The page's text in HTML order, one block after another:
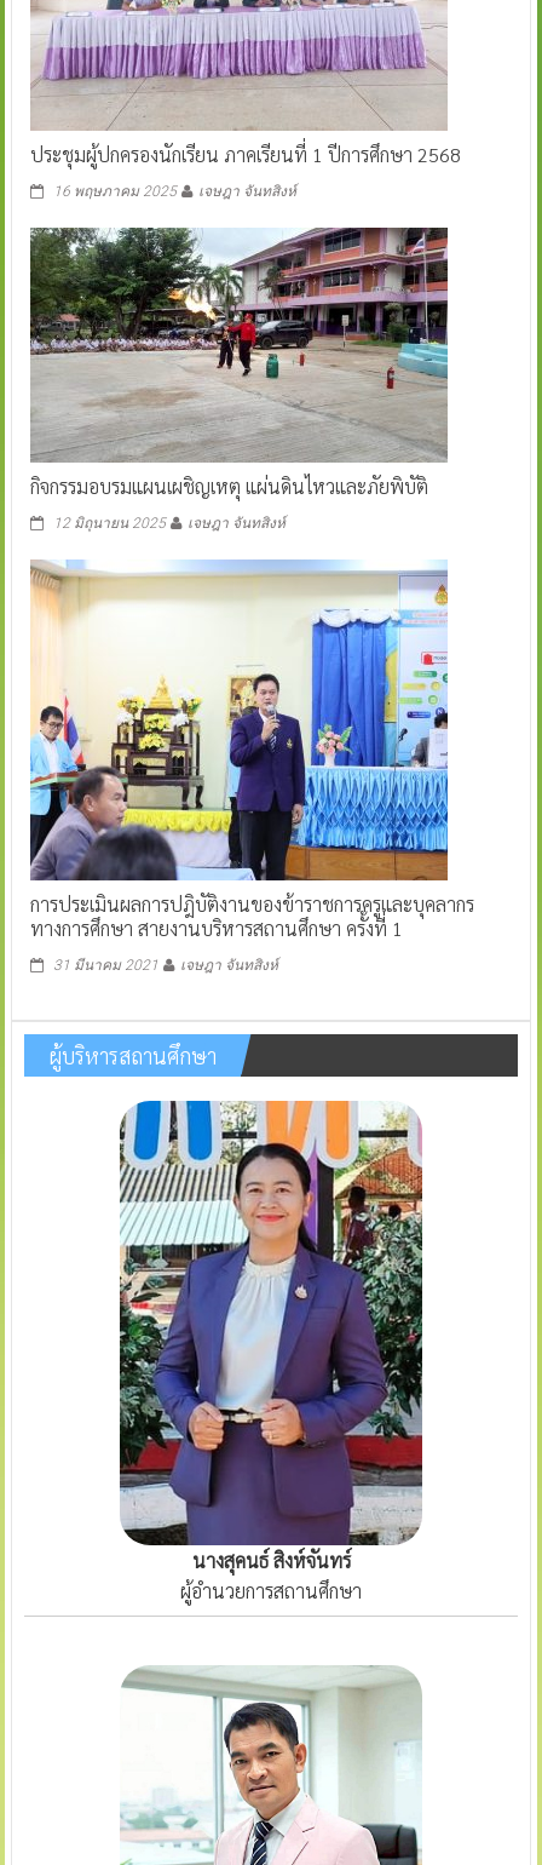
ประชุมผู้ปกครองนักเรียน ภาคเรียนที่ 1 ปีการศึกษา 2568
16 พฤษภาคม 2025 เจษฎา จันทสิงห์
กิจกรรมอบรมแผนเผชิญเหตุ แผ่นดินไหวและภัยพิบัติ
12 มิถุนายน 2025 เจษฎา จันทสิงห์
การประเมินผลการปฎิบัติงานของข้าราชการครูและบุคลากร
ทางการศึกษา สายงานบริหารสถานศึกษา ครั้งที่ 1
31 มีนาคม 2021 เจษฎา จันทสิงห์
ผู้บริหารสถานศึกษา
นางสุคนธ์ สิงห์จันทร์
ผู้อำนวยการสถานศึกษา